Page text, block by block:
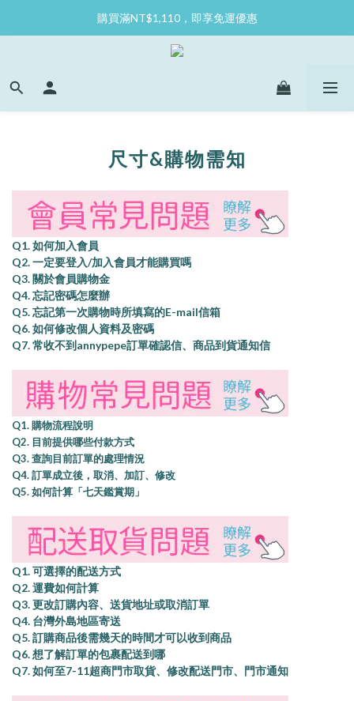
購買滿NT$1,110，即享免運優惠
尺寸&購物需知
Q1. 如何加入會員
Q2. 一定要登入/加入會員才能購買嗎
Q3. 關於會員購物金
Q4. 忘記密碼怎麼辦
Q5. 忘記第一次購物時所填寫的E-mail信箱
Q6. 如何修改個人資料及密碼
Q7. 常收不到annypepe訂單確認信、商品到貨通知信
Q1. 購物流程說明
Q2. 目前提供哪些付款方式
Q3. 查詢目前訂單的處理情況
Q4. 訂單成立後，取消、加訂、修改
Q5. 如何計算「七天鑑賞期」
Q1. 可選擇的配送方式
Q2. 運費如何計算
Q3. 更改訂購內容、送貨地址或取消訂單
Q4. 台灣外島地區寄送
Q5. 訂購商品後需幾天的時間才可以收到商品
Q6. 想了解訂單的包裹配送到哪
Q7. 如何至7-11超商門市取貨、修改配送門市、門市通知